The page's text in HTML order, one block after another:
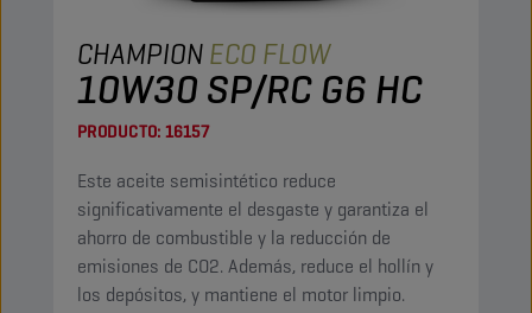
CHAMPIONECO FLOW
10W30 SP/RC G6 HC
PRODUCTO: 16157
Este aceite semisintético reduce
significativamente el desgaste y garantiza el
ahorro de combustible y la reducción de
emisiones de CO2. Además, reduce el hollín y
los depósitos, y mantiene el motor limpio.